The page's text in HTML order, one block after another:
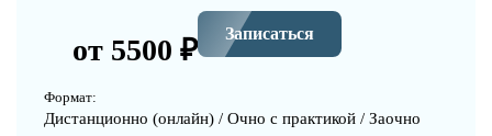
от 5500 ₽ Записаться
Формат:
Дистанционно (онлайн) / Очно с практикой / Заочно